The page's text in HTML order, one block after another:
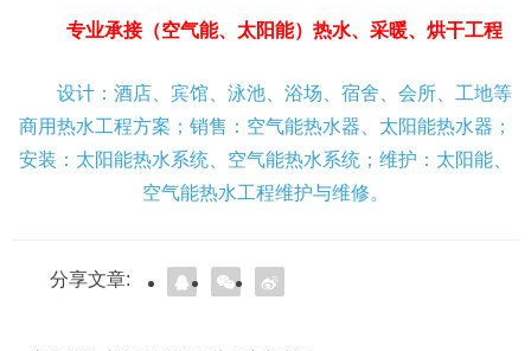
专业承接（空气能、太阳能）热水、采暖、烘干工程
设计：酒店、宾馆、泳池、浴场、宿舍、会所、工地等
商用热水工程方案；销售：空气能热水器、太阳能热水器；
安装：太阳能热水系统、空气能热水系统；维护：太阳能、
空气能热水工程维护与维修。
分享文章: